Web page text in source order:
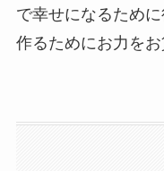
で幸せになるため
作るためにお力を